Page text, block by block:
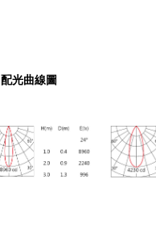
光曲線圖